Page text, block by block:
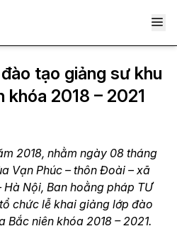
tạo giảng sư khu
khóa 2018 – 2021
2018, nhằm ngày 08 tháng
Vạn Phúc – thôn Đoài – xã
Hà Nội, Ban hoằng pháp TƯ
chức lễ khai giảng lớp đào
niên khóa 2018 – 2021.